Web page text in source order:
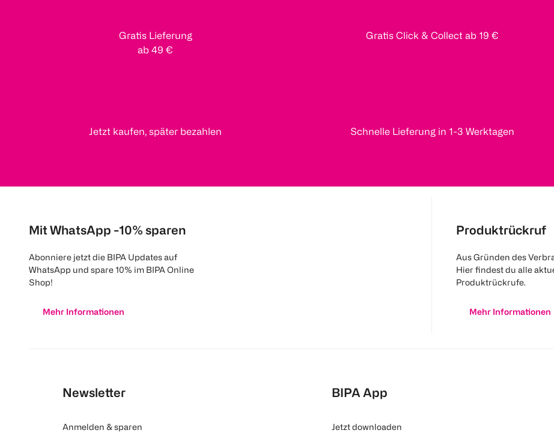
Gratis Lieferung
ab 49 €
Gratis Click & Collect ab 19 €
Jetzt kaufen, später bezahlen Schnelle Lieferung in 1-3 Werktagen
Mit WhatsApp -10% sparen
Abonniere jetzt die BIPA Updates auf
WhatsApp und spare 10% im BIPA Online
Shop!
Mehr Informationen
Produktrückruf
Aus Gründen des
Hier findest du alle
Produktrückrufe.
Mehr Informationen
Newsletter
Anmelden & sparen
BIPA App
Jetzt downloaden